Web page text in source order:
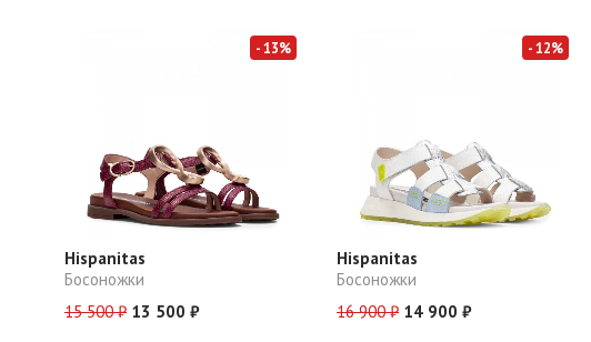
- 13%
Hispanitas
Босоножки
15 500 ₽ 13 500 ₽
- 12%
Hispanitas
Босоножки
16 900 ₽ 14 900 ₽